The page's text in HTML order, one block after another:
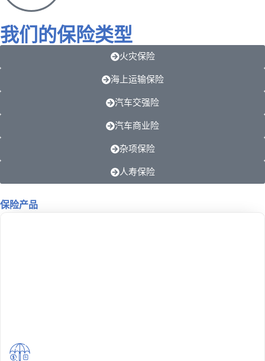
我们的保险类型
火灾保险
海上运输保险
汽车交强险
汽车商业险
杂项保险
人寿保险
保险产品